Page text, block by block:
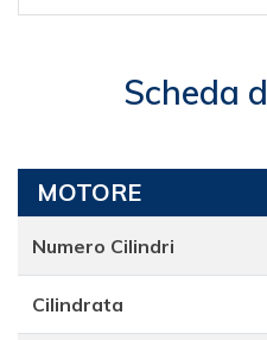
Scheda
MOTORE
Numero Cilindri
Cilindrata